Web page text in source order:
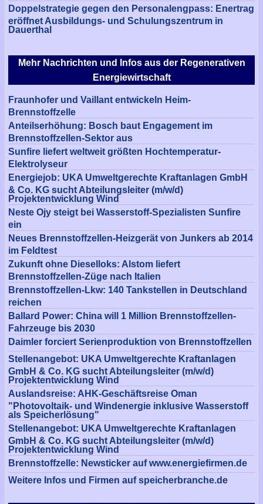
Mehr Nachrichten und Infos aus der Regenerativen
Energiewirtschaft
Fraunhofer und Vaillant entwickeln Heim-
Brennstoffzelle
Anteilserhöhung: Bosch baut Engagement im
Brennstoffzellen-Sektor aus
Sunfire liefert weltweit größten Hochtemperatur-
Elektrolyseur
Energiejob: UKA Umweltgerechte Kraftanlagen GmbH
& Co. KG sucht Abteilungsleiter (m/w/d)
Projektentwicklung Wind
Neste Ojy steigt bei Wasserstoff-Spezialisten Sunfire
ein
Neues Brennstoffzellen-Heizgerät von Junkers ab 2014
im Feldtest
Zukunft ohne Dieselloks: Alstom liefert
Brennstoffzellen-Züge nach Italien
Brennstoffzellen-Lkw: 140 Tankstellen in Deutschland
reichen
Ballard Power: China will 1 Million Brennstoffzellen-
Fahrzeuge bis 2030
Daimler forciert Serienproduktion von Brennstoffzellen
Stellenangebot: UKA Umweltgerechte Kraftanlagen
GmbH & Co. KG sucht Abteilungsleiter (m/w/d)
Projektentwicklung Wind
Auslandsreise: AHK-Geschäftsreise Oman
"Photovoltaik- und Windenergie inklusive Wasserstoff
als Speicherlösung"
Stellenangebot: UKA Umweltgerechte Kraftanlagen
GmbH & Co. KG sucht Abteilungsleiter (m/w/d)
Projektentwicklung Wind
Brennstoffzelle: Newsticker auf www.energiefirmen.de
Weitere Infos und Firmen auf speicherbranche.de
Doppelstrategie gegen den Personalengpass: Enertrag
eröffnet Ausbildungs- und Schulungszentrum in
Dauerthal